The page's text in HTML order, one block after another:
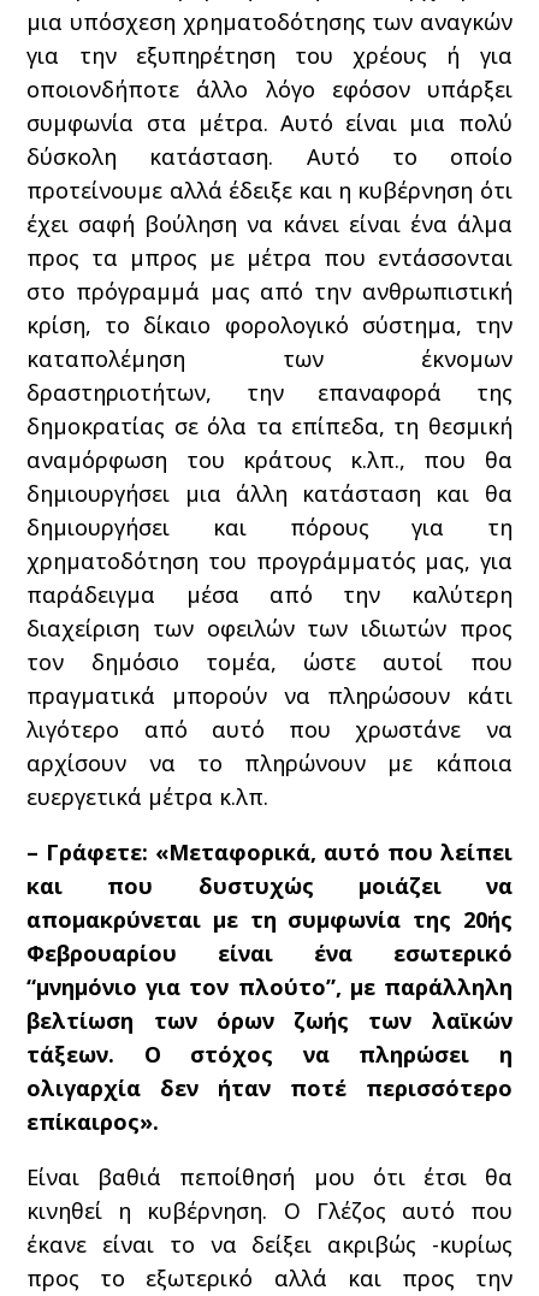
μια υπόσχεση χρηματοδότησης των αναγκών
για την εξυπηρέτηση του χρέους ή για
οποιονδήποτε άλλο λόγο εφόσον υπάρξει
συμφωνία στα μέτρα. Αυτό είναι μια πολύ
δύσκολη κατάσταση. Αυτό το οποίο
προτείνουμε αλλά έδειξε και η κυβέρνηση ότι
έχει σαφή βούληση να κάνει είναι ένα άλμα
προς τα μπρος με μέτρα που εντάσσονται
στο πρόγραμμά μας από την ανθρωπιστική
κρίση, το δίκαιο φορολογικό σύστημα, την
καταπολέμηση των έκνομων
δραστηριοτήτων, την επαναφορά της
δημοκρατίας σε όλα τα επίπεδα, τη θεσμική
αναμόρφωση του κράτους κ.λπ., που θα
δημιουργήσει μια άλλη κατάσταση και θα
δημιουργήσει και πόρους για τη
χρηματοδότηση του προγράμματός μας, για
παράδειγμα μέσα από την καλύτερη
διαχείριση των οφειλών των ιδιωτών προς
τον δημόσιο τομέα, ώστε αυτοί που
πραγματικά μπορούν να πληρώσουν κάτι
λιγότερο από αυτό που χρωστάνε να
αρχίσουν να το πληρώνουν με κάποια
ευεργετικά μέτρα κ.λπ.
– Γράφετε: «Μεταφορικά, αυτό που λείπει
και που δυστυχώς μοιάζει να
απομακρύνεται με τη συμφωνία της 20ής
Φεβρουαρίου είναι ένα εσωτερικό
“μνημόνιο για τον πλούτο”, με παράλληλη
βελτίωση των όρων ζωής των λαϊκών
τάξεων. Ο στόχος να πληρώσει η
ολιγαρχία δεν ήταν ποτέ περισσότερο
επίκαιρος».
Είναι βαθιά πεποίθησή μου ότι έτσι θα
κινηθεί η κυβέρνηση. Ο Γλέζος αυτό που
έκανε είναι το να δείξει ακριβώς -κυρίως
προς το εξωτερικό αλλά και προς την